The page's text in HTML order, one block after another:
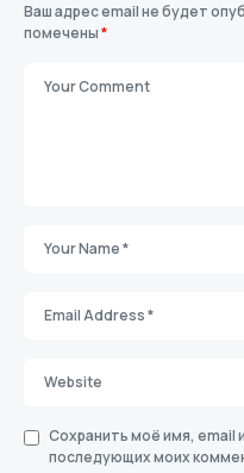
Ваш адрес email не будет
помечены*
Сохранить моё имя, email
последующих моих